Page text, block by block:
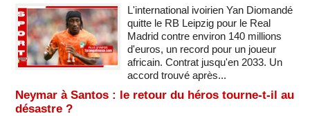
L'international ivoirien Yan Diomandé
quitte le RB Leipzig pour le Real
Madrid contre environ 140 millions
d'euros, un record pour un joueur
africain. Contrat jusqu'en 2033. Un
accord trouvé après...
Neymar à Santos : le retour du héros tourne-t-il au
désastre ?